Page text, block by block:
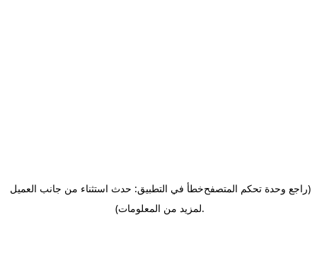
خطأ في التطبيق: حدث استثناء من جانب العميل(راجع وحدة تحكم المتصفح
لمزيد من المعلومات).